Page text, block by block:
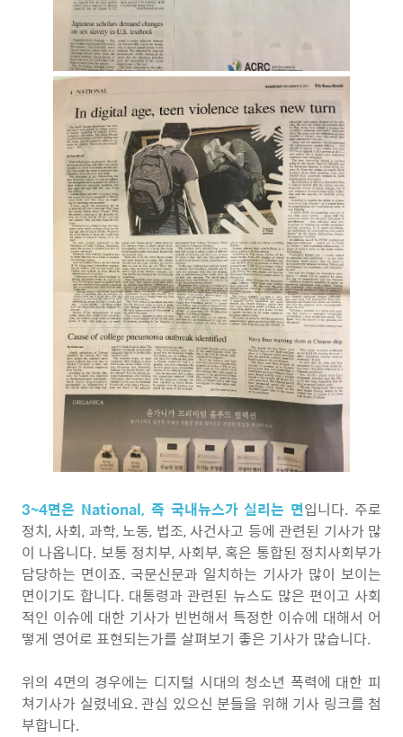
3~4면은 National, 즉 국내뉴스가 실리는 면입니다. 주로
정치, 사회, 과학, 노동, 법조, 사건사고 등에 관련된 기사가 많
이 나옵니다. 보통 정치부, 사회부, 혹은 통합된 정치사회부가
담당하는 면이죠. 국문신문과 일치하는 기사가 많이 보이는
면이기도 합니다. 대통령과 관련된 뉴스도 많은 편이고 사회
적인 이슈에 대한 기사가 빈번해서 특정한 이슈에 대해서 어
떻게 영어로 표현되는가를 살펴보기 좋은 기사가 많습니다.
위의 4면의 경우에는 디지털 시대의 청소년 폭력에 대한 피
쳐기사가 실렸네요. 관심 있으신 분들을 위해 기사 링크를 첨
부합니다.